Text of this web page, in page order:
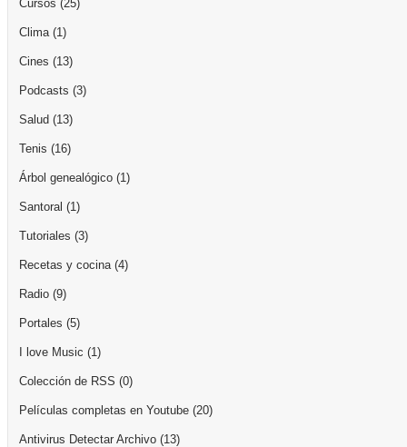
Cursos (25)
Clima(1)
Cines (13)
Podcasts (3)
Salud (13)
Tenis (16)
Árbol genealógico (1)
Santoral (1)
Tutoriales (3)
Recetas y cocina(4)
Radio (9)
Portales (5)
I love Music (1)
Colección de RSS (0)
Películas completas en Youtube (20)
Antivirus Detectar Archivo (13)